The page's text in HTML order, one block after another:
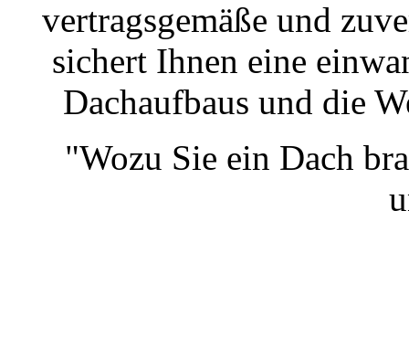
vertragsgemäße und
sichert Ihnen eine
Dachaufbaus und die
"Wozu Sie ein Dach